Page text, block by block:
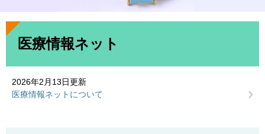
本
医療情報ネット
2026年2月13日更新
医療情報ネットについて